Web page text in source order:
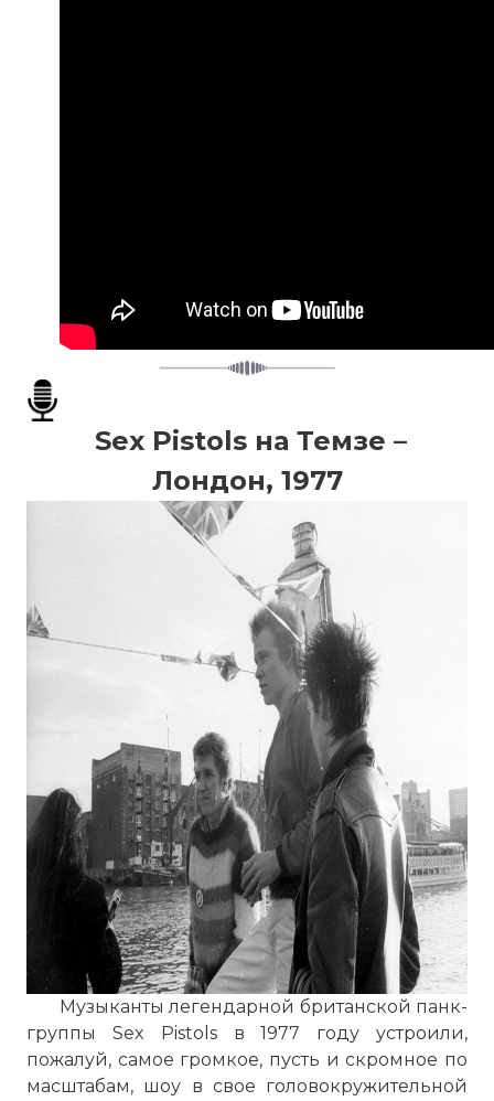
Sex Pistols на Темзе –
Лондон, 1977
Музыканты легендарной британской панк-
группы Sex Pistols в 1977 году устроили,
пожалуй, самое громкое, пусть и скромное по
масштабам, шоу в свое головокружительной